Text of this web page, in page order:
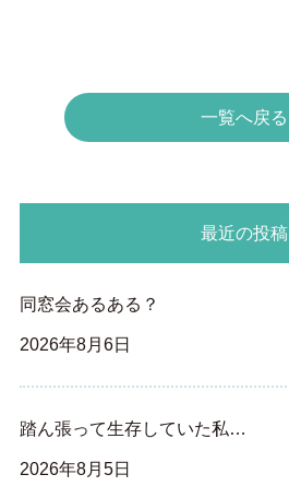
一覧へ戻る
最近の投稿
同窓会あるある？
2026年8月6日
踏ん張って生存していた私…
2026年8月5日